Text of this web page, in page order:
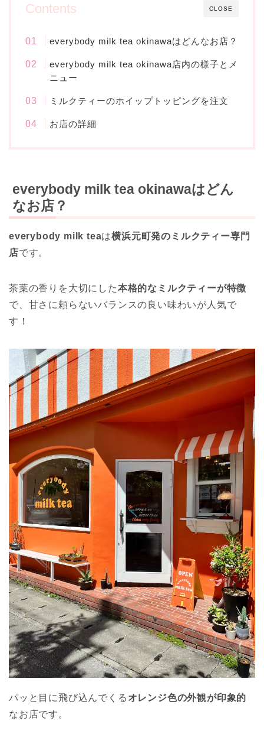
CLOSE
Contents
everybody milk tea okinawaはどんなお店？
everybody milk tea okinawa店内の様子とメ
ニュー
ミルクティーのホイップトッピングを注文
お店の詳細
everybody milk tea okinawaはどん
なお店？
everybody milk teaは横浜元町発のミルクティー専門
店です。
茶葉の香りを大切にした本格的なミルクティーが特徴
で、甘さに頼らないバランスの良い味わいが人気で
す！
パッと目に飛び込んでくる オレンジ色の外観が印象的
なお店です。